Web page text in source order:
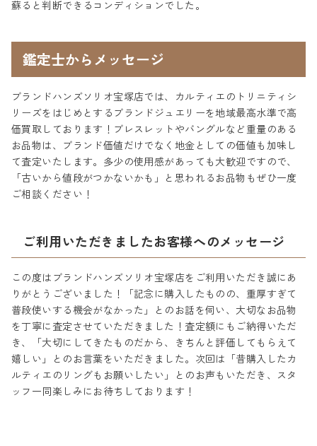
蘇ると判断できるコンディションでした。
鑑定士からメッセージ
ブランドハンズソリオ宝塚店では、カルティエのトリニティシ
リーズをはじめとするブランドジュエリーを地域最高水準で高
価買取しております！ブレスレットやバングルなど重量のある
お品物は、ブランド価値だけでなく地金としての価値も加味し
て査定いたします。多少の使用感があっても大歓迎ですので、
「古いから値段がつかないかも」と思われるお品物もぜひ一度
ご相談ください！
ご利用いただきましたお客様へのメッセージ
この度はブランドハンズソリオ宝塚店をご利用いただき誠にあ
りがとうございました！「記念に購入したものの、重厚すぎて
普段使いする機会がなかった」とのお話を伺い、大切なお品物
を丁寧に査定させていただきました！査定額にもご納得いただ
き、「大切にしてきたものだから、きちんと評価してもらえて
嬉しい」とのお言葉をいただきました。次回は「昔購入したカ
ルティエのリングもお願いしたい」とのお声もいただき、スタ
ッフ一同楽しみにお待ちしております！